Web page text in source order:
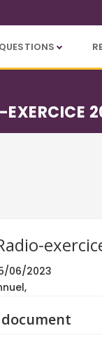
06/2023